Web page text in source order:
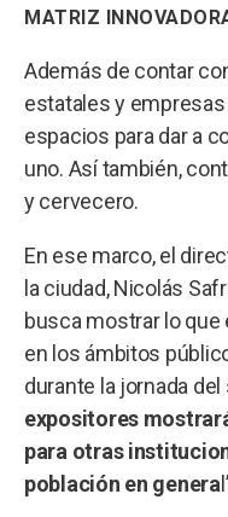
MATRIZ
Además de contar
estatales y
espacios para dar a
uno. Así también,
y cervecero.
En ese marco, el
la ciudad, Nicolás
busca mostrar lo que
en los ámbitos
durante la jornada del
expositores
para otras
población en genera